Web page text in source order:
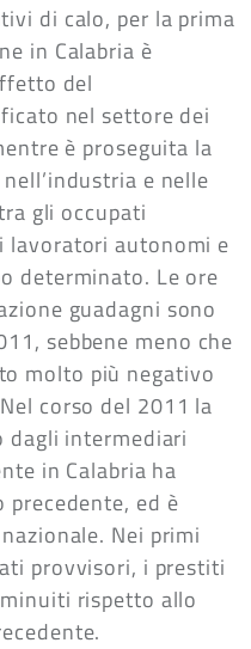
di calo, per la prima
in Calabria è
del
nel settore dei
è proseguita la
e nelle
gli occupati
lavoratori autonomi e
determinato. Le ore
guadagni sono
sebbene meno che
molto più negativo
corso del 2011 la
dagli intermediari
in Calabria ha
precedente, ed è
Nei primi
provvisori, i prestiti
rispetto allo